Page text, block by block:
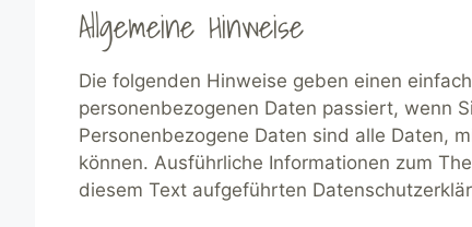
Allgemeine Hinweise
Die folgenden Hinweise geben einen
personenbezogenen Daten passiert, wenn
Personenbezogene Daten sind alle Daten,
können. Ausführliche Informationen zum
diesem Text aufgeführten